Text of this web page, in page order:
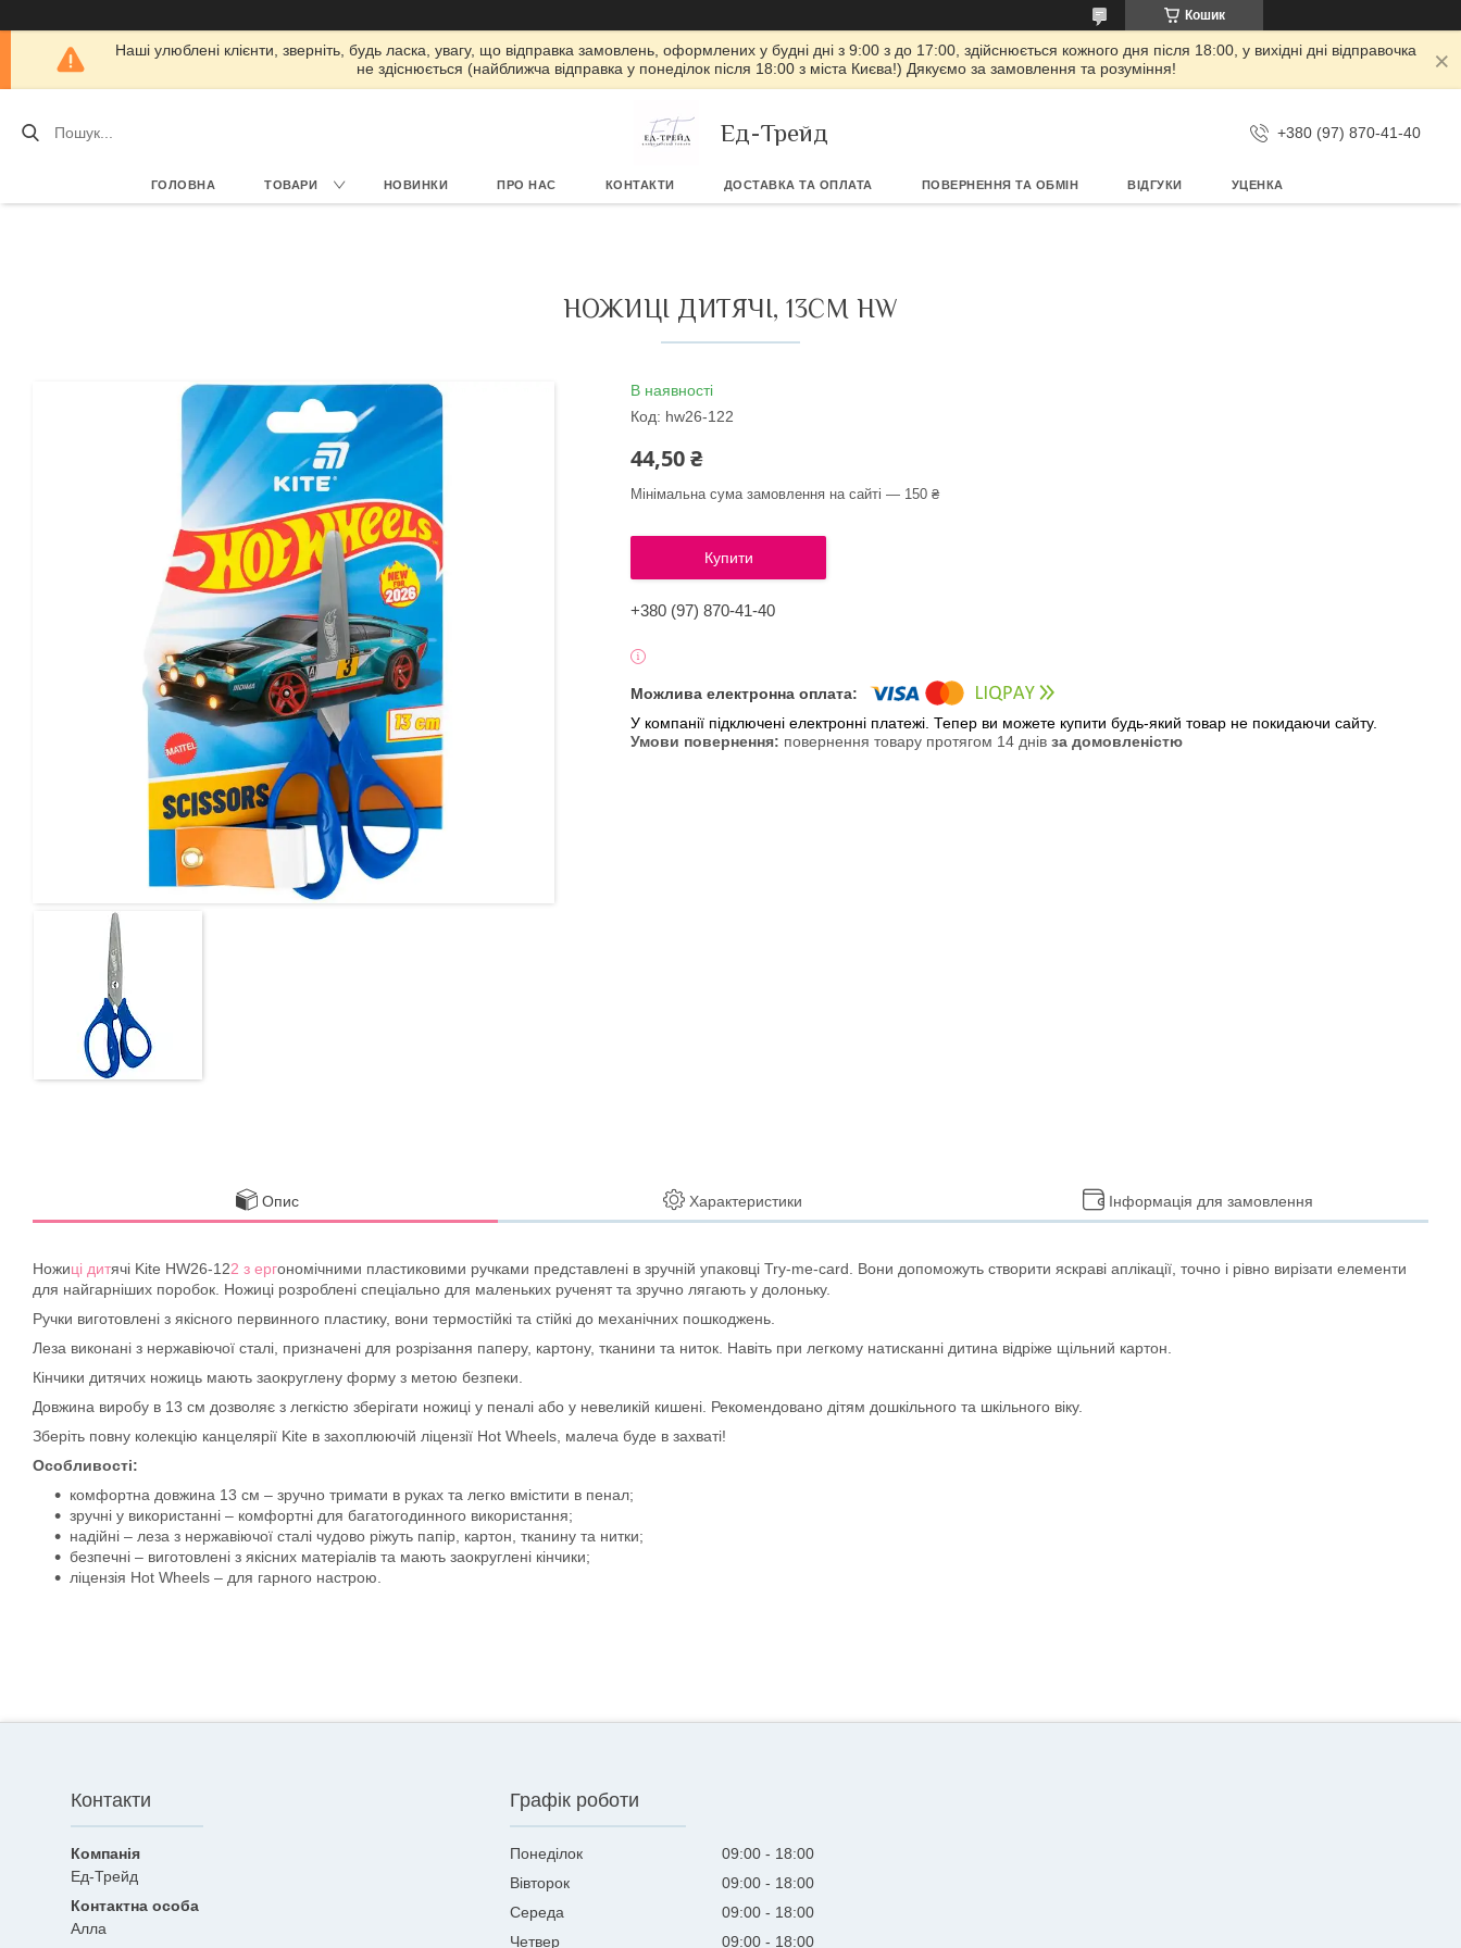
Кошик
Наші улюблені клієнти, зверніть, будь ласка, увагу, що відправка замовлень, оформлених у будні дні з 9:00 з до 17:00, здійснюється кожного дня після 18:00, у вихідні дні відправочка
не здіснюється (найближча відправка у понеділок після 18:00 з міста Києва!) Дякуємо за замовлення та розуміння!
Ед-Трейд +380 (97) 870-41-40
ГОЛОВНА ТОВАРИ НОВИНКИ ПРО НАС КОНТАКТИ ДОСТАВКА ТА ОПЛАТА ПОВЕРНЕННЯ ТА ОБМІН ВІДГУКИ УЦЕНКА
НОЖИЦІ ДИТЯЧІ, 13СМ HW
В наявності
Код: hw26-122
44,50 ₴
Мінімальна сума замовлення на сайті — 150 ₴
Купити
+380 (97) 870-41-40
У компанії підключені електронні платежі. Тепер ви можете купити будь-який товар не покидаючи сайту.
повернення товару протягом 14 днів за домовленістю
Опис Характеристики Інформація для замовлення
Ножиці дитячі Kite HW26-122 з ергономічними пластиковими ручками представлені в зручній упаковці Try-me-card. Вони допоможуть створити яскраві аплікації, точно і рівно вирізати елементи
для найгарніших поробок. Ножиці розроблені спеціально для маленьких рученят та зручно лягають у долоньку.
Ручки виготовлені з якісного первинного пластику, вони термостійкі та стійкі до механічних пошкоджень.
Леза виконані з нержавіючої сталі, призначені для розрізання паперу, картону, тканини та ниток. Навіть при легкому натисканні дитина відріже щільний картон.
Кінчики дитячих ножиць мають заокруглену форму з метою безпеки.
Довжина виробу в 13 см дозволяє з легкістю зберігати ножиці у пеналі або у невеликій кишені. Рекомендовано дітям дошкільного та шкільного віку.
Зберіть повну колекцію канцелярії Kite в захоплюючій ліцензії Hot Wheels, малеча буде в захваті!
Особливості:
комфортна довжина 13 см – зручно тримати в руках та легко вмістити в пенал;
зручні у використанні – комфортні для багатогодинного використання;
надійні – леза з нержавіючої сталі чудово ріжуть папір, картон, тканину та нитки;
безпечні – виготовлені з якісних матеріалів та мають заокруглені кінчики;
ліцензія Hot Wheels – для гарного настрою.
Контакти
Ед-Трейд
Алла
Графік роботи
Понеділок 09:00
18:00
Вівторок
09:00
18:00
Середа
09:00
18:00
Четвер
09:00 18:00